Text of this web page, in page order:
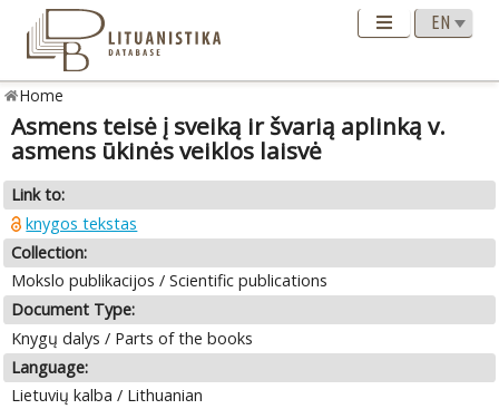
Home
Asmens teisė į sveiką ir švarią aplinką v.
asmens ūkinės veiklos laisvė
Link to:
knygos tekstas
Collection:
Mokslo publikacijos / Scientific publications
Document Type:
Knygų dalys / Parts of the books
Language:
Lietuvių kalba / Lithuanian